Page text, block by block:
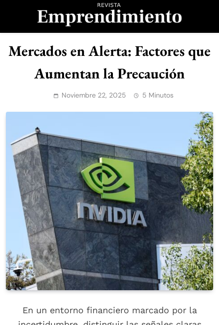
Revista
Emprendimiento
Mercados en Alerta: Factores que
Aumentan la Precaución
Noviembre 22, 2025 5 Minutos
En un entorno financiero marcado por la